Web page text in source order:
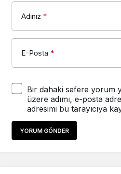
Adınız *
E-Posta *
Bir dahaki sefere yorum
üzere adımı, e-posta
adresimi bu tarayıcıya
YORUM GÖNDER